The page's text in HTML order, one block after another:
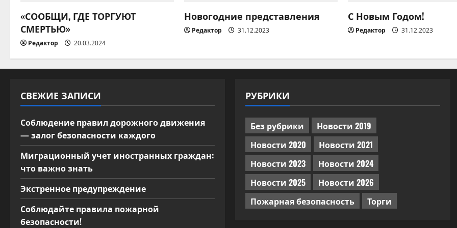
ц
и
я
п
о
з
а
п
и
с
я
«СООБЩИ, ГДЕ ТОРГУЮТ
СМЕРТЬЮ»
Редактор 20.03.2024
Новогодние представления
Редактор 31.12.2023
С Новым Годом!
Редактор 31.12.2023
СВЕЖИЕ ЗАПИСИ
Соблюдение правил дорожного движения
— залог безопасности каждого
Миграционный учет иностранных граждан:
что важно знать
Экстренное предупреждение
Соблюдайте правила пожарной
безопасности!
РУБРИКИ
Без рубрики
Новости 2019
Новости 2020
Новости 2021
Новости 2023
Новости 2024
Новости 2025
Новости 2026
Пожарная безопасность
Торги